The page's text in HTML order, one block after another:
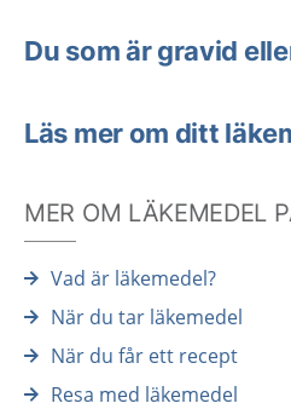
Du som är gravid
Läs mer om ditt
MER OM LÄKEMEDEL
Vad är läkemedel?
När du tar läkemedel
När du får ett recept
Resa med läkemedel